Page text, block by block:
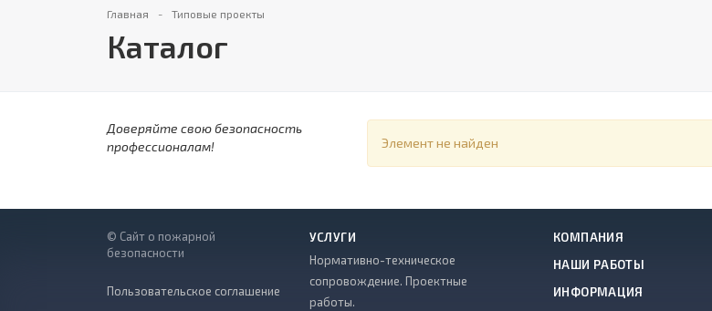
Главная Типовые проекты
Каталог
Доверяйте свою безопасность
профессионалам!
Элемент не найден
© Сайт о пожарной
безопасности
Пользовательское соглашение
УСЛУГИ
Нормативно-техническое
сопровождение. Проектные
работы.
КОМПАНИЯ
НАШИ РАБОТЫ
ИНФОРМАЦИЯ